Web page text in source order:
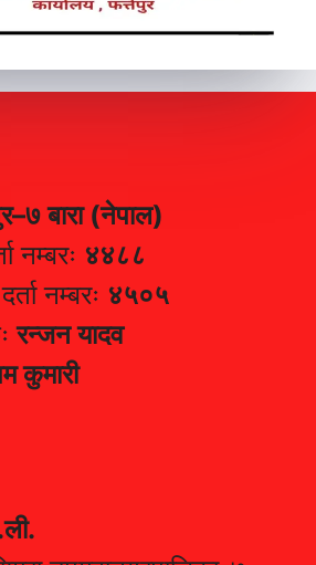
बारा (नेपाल)
नम्बरः ४४८८
नम्बरः ४५०५
रन्जन यादव
कुमारी